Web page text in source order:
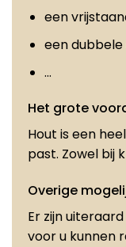
een
een
…
Het grote
Hout is een
past. Zowel bij
Overige
Er zijn
voor u kunnen